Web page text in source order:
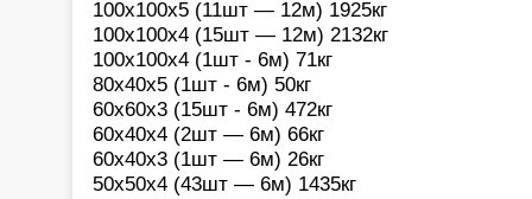
100х100х5 (11шт — 12м) 1925кг
100х100х4 (15шт — 12м) 2132кг
100х100х4 (1шт - 6м) 71кг
80х40х5 (1шт - 6м) 50кг
60х60х3 (15шт - 6м) 472кг
60х40х4 (2шт — 6м) 66кг
60х40х3 (1шт — 6м) 26кг
50х50х4 (43шт — 6м) 1435кг